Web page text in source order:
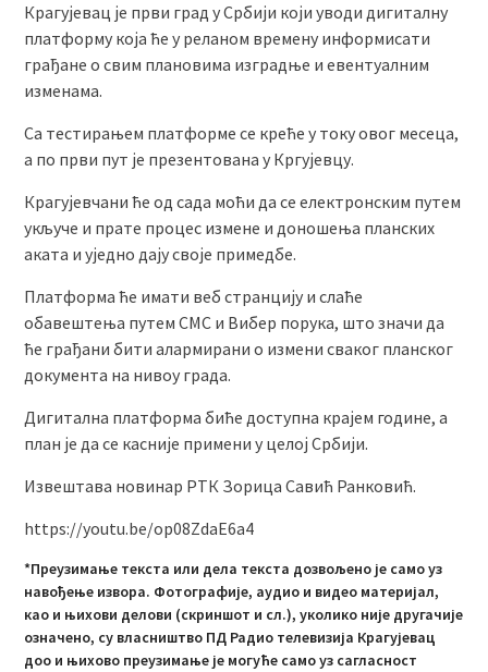
Крагујевац је први град у Србији који уводи дигиталну
платформу која ће у реланом времену информисати
грађане о свим плановима изградње и евентуалним
изменама.
Са тестирањем платформе се креће у току овог месеца,
а по први пут је презентована у Кргујевцу.
Крагујевчани ће од сада моћи да се електронским путем
укључе и прате процес измене и доношења планских
аката и уједно дају своје примедбе.
Платформа ће имати веб странцију и слаће
обавештења путем СМС и Вибер порука, што значи да
ће грађани бити алармирани о измени сваког планског
документа на нивоу града.
Дигитална платформа биће доступна крајем године, а
план је да се касније примени у целој Србији.
Извештава новинар РТК Зорица Савић Ранковић.
https://youtu.be/op08ZdaE6a4
*Преузимање текста или дела текста дозвољено је само уз
навођење извора. Фотографије, аудио и видео материјал,
као и њихови делови (скриншот и сл.), уколико није другачије
означено, су власништво ПД Радио телевизија Крагујевац
доо и њихово преузимање је могуће само уз сагласност